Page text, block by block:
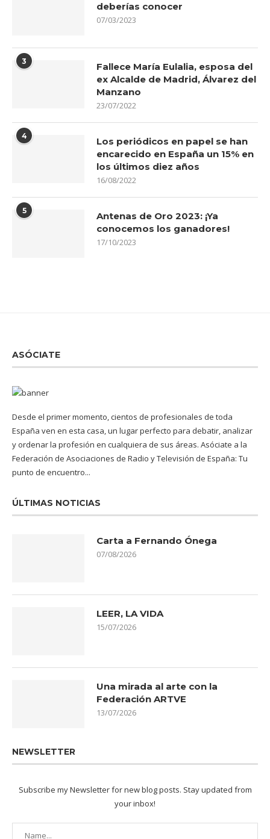
deberías conocer
07/03/2023
3
Fallece María Eulalia, esposa del
ex Alcalde de Madrid, Álvarez del
Manzano
23/07/2022
4
Los periódicos en papel se han
encarecido en España un 15% en
los últimos diez años
16/08/2022
5
Antenas de Oro 2023: ¡Ya
conocemos los ganadores!
17/10/2023
ASÓCIATE
Desde el primer momento, cientos de profesionales de toda
España ven en esta casa, un lugar perfecto para debatir, analizar
y ordenar la profesión en cualquiera de sus áreas. Asóciate a la
Federación de Asociaciones de Radio y Televisión de España: Tu
punto de encuentro...
ÚLTIMAS NOTICIAS
Carta a Fernando Ónega
07/08/2026
LEER, LA VIDA
15/07/2026
Una mirada al arte con la
Federación ARTVE
13/07/2026
NEWSLETTER
Subscribe my Newsletter for new blog posts. Stay updated from
your inbox!